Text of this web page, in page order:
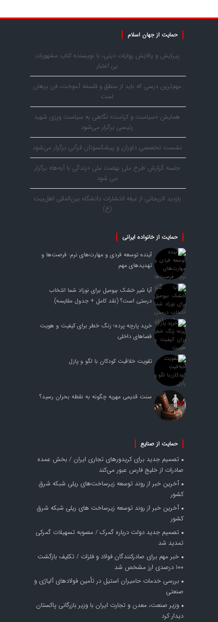
حمایت از جهان اسلام
پیرایش و پالایش روایات دینی، با نویسنده کتاب مشهورات
بی اعتبار
مهم‌ترین درسی که باید از منطق و فلسفه آموخت، فن برهان
است
همایش «سیاست و کرامت» نگاهی به سیاست ورزی شهید
رئیسی برگزار می‌شود
نشست تخصصی داوران و پیشکسوتان قرآنی برگزار می‌شود
جلسه گزارش طرح ملی نهضت ملی «زندگی با آیه‌ها» برگزار
می شود
بازدید لاریجانی از غرفه انتشارات دانشگاه بین‌المللی اهل‌بیت
(ع)
حمایت از خانواده ایرانی
آینده توسعه فردی و مهارت‌های نرم: فرصت‌ها و
تهدیدهای مهم
آیا شیر خشک بیومیل برای نوزاد شما انتخاب
درستی است؟ (نقد کامل + جدول مقایسه)
خرید پارچه پرده؛ زنگ خطر برای کیفیت و هویت
فضاهای داخلی
تقویت خلاقیت کودکان با لگو و پازل
سنت قدیمی مهریه چگونه به نقطه بحران رسید؟
حمایت از صنایع
تصمیم جدید برای کریدورهای تجاری ایران / بخش عمده
صادرات از خلیج فارس عبور می‌کند
آخرین خبر از روند توسعه زیرساخت‌های ریلی شبکه شرق
کشور
آخرین خبر از روند توسعه زیرساخت های ریلی شبکه شرق
کشور
تصمیم جدید دولت درباره گمرک / مصوبه تسهیلات گمرکی
تمدید شد
خبر مهم برای صادرکنندگان فولاد و فلزات / تکلیف بازگشت
۱۰۰ درصدی ارز مشخص شد
بررسی خدمات حامیران استیل در تأمین فولادهای آلیاژی و
صنعتی
وزیر صنعت، معدن و تجارت ایران با وزیر بازرگانی پاکستان
دیدار کرد